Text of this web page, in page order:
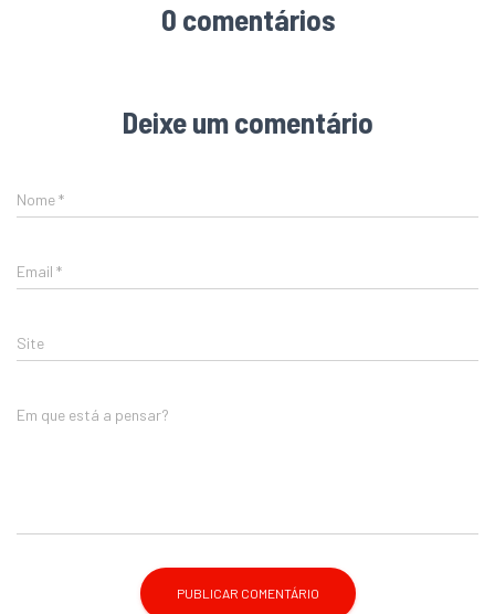
0 comentários
Deixe um comentário
Nome*
Email *
Site
Em que está a pensar?